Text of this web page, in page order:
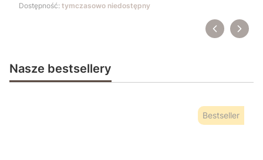
Dostępność: tymczasowo niedostępny
Nasze bestsellery
Bestseller